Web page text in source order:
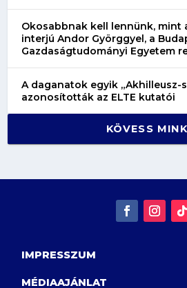
Okosabbnak kell lennünk, mint
interjú Andor Györggyel, a
Gazdaságtudományi Egyetem
A daganatok egyik „Akhilleusz-
azonosították az ELTE kutatói
KÖVESS
IMPRESSZUM
MÉDIAAJÁNLAT